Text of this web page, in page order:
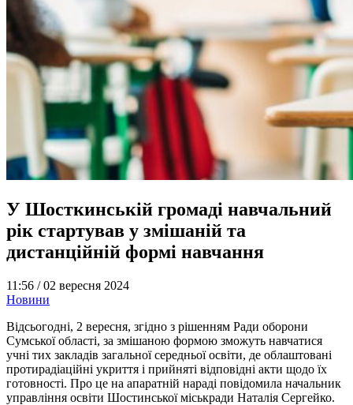
У Шосткинській громаді навчальний
рік стартував у змішаній та
дистанційній формі навчання
11:56 /02 вересня 2024
Новини
Відсьогодні, 2 вересня, згідно з рішенням Ради оборони
Сумської області, за змішаною формою зможуть навчатися
учні тих закладів загальної середньої освіти, де облаштовані
протирадіаційні укриття і прийняті відповідні акти щодо їх
готовності. Про це на апаратній нараді повідомила начальник
управління освіти Шостинської міськради Наталія Сергейко.